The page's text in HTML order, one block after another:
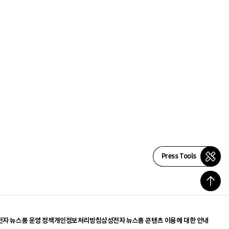
Press Tools
자 뉴스룸 운영 정책개인정보처리방침삼성전자 뉴스룸 콘텐츠 이용에 대한 안내